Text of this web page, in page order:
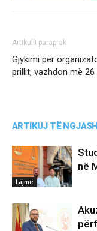
Artikulli paraprak
Gjykimi për
prillit, vazhdon më
ARTIKUJ TË
Lajme
në